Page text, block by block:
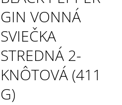
GIN VONNÁ
SVIEČKA
STREDNÁ 2-
KNÔTOVÁ (411
G)
16,90 €